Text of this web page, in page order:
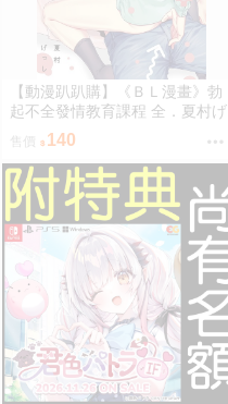
【動漫趴趴購】《ＢＬ漫畫》勃
起不全發情教育課程 全．夏村げ
っし．青文
售價 140